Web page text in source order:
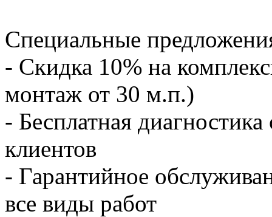
Специальные
- Скидка 10% на
монтаж от 30 м.п.)
- Бесплатная
клиентов
- Гарантийное
все виды работ